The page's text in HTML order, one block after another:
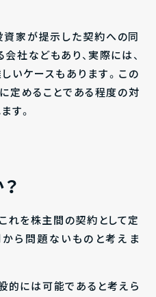
資家が提示した契約への同
社などもあり、実際には、
いケースもあります。この
定めることである程度の対
す。
れを株主間の契約として定
ら問題ないものと考えま
的には可能であると考えら